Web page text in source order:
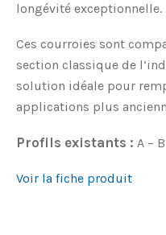
longévité exceptionnelle.
Ces courroies sont
section classique de
solution idéale pour
applications plus
Profils existants : A –
Voir la fiche produit